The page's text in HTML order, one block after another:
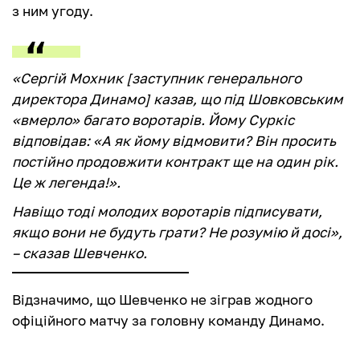
з ним угоду.
«Сергій Мохник [заступник генерального
директора Динамо] казав, що під Шовковським
«вмерло» багато воротарів. Йому Суркіс
відповідав: «А як йому відмовити? Він просить
постійно продовжити контракт ще на один рік.
Це ж легенда!».
Навіщо тоді молодих воротарів підписувати,
якщо вони не будуть грати? Не розумію й досі»,
– сказав Шевченко.
Відзначимо, що Шевченко не зіграв жодного
офіційного матчу за головну команду Динамо.